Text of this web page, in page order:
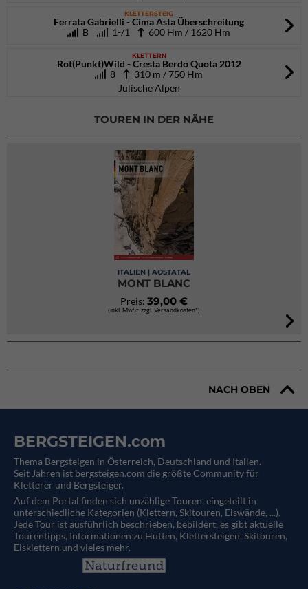
KLETTERSTEIG
Ferrata Gabrielli - Cima Asta Überschreitung
B
1-/1 600 Hm / 1620 Hm
KLETTERN
Rot(Punkt)Wild - Cresta Berdo Quota 2012
8
310 m / 750 Hm
Julische Alpen
TOUREN IN DER NÄHE
ITALIEN | AOSTATAL
MONT BLANC
Preis: 39,00 €
(inkl. MwSt. zzgl. Versandkosten*)
NACH OBEN
BERGSTEIGEN.com
Thema Bergsteigen in Österreich, Deutschland und Italien.
Seit Jahren ist bergsteigen.com die größte Community für
Kletterer und Bergsteiger.
Auf dem Portal finden sich unzählige Touren, eingeteilt in
unterschiedliche Kategorien (Klettern, Skitouren, Eiswände, ...).
Jede Tour ist ausführlich beschrieben, bebildert, es gibt aktuelle
Tourentipps, Informationen zu Hütten, Klettersteigen, Skitouren,
Eisklettern und vieles mehr.